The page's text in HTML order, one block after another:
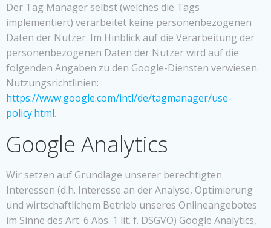
Der Tag Manager selbst (welches die Tags
implementiert) verarbeitet keine personenbezogenen
Daten der Nutzer. Im Hinblick auf die Verarbeitung der
personenbezogenen Daten der Nutzer wird auf die
folgenden Angaben zu den Google-Diensten verwiesen.
Nutzungsrichtlinien:
https://www.google.com/intl/de/tagmanager/use-
policy.html.
Google Analytics
Wir setzen auf Grundlage unserer berechtigten
Interessen (d.h. Interesse an der Analyse, Optimierung
und wirtschaftlichem Betrieb unseres Onlineangebotes
im Sinne des Art. 6 Abs. 1 lit. f. DSGVO) Google Analytics,